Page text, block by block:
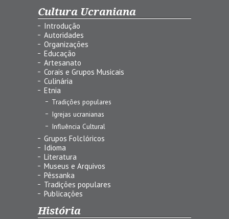
Cultura Ucraniana
Introdução
Autoridades
Organizações
Educação
Artesanato
Corais e Grupos Musicais
Culinária
Etnia
Tradições populares
Igrejas ucranianas
Influência Cultural
Grupos Folclóricos
Idioma
Literatura
Museus e Arquivos
Pêssanka
Tradições populares
Publicações
História